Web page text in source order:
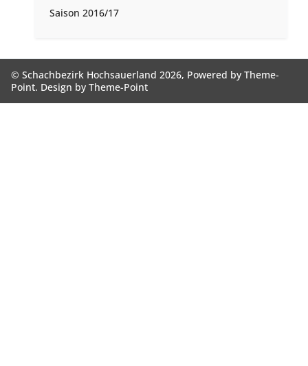
Saison 2016/17
© Schachbezirk Hochsauerland 2026, Powered byTheme-
Point. Design byTheme-Point